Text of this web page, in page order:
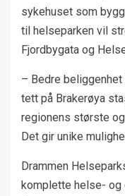
sykehuset som
til helseparken vil
Fjordbygata og
– Bedre
tett på Brakerøya
regionens største
Det gir unike
Drammen
komplette helse- og